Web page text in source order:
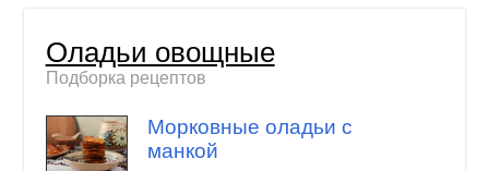
Оладьи овощные
Подборка рецептов
Морковные оладьи с
манкой